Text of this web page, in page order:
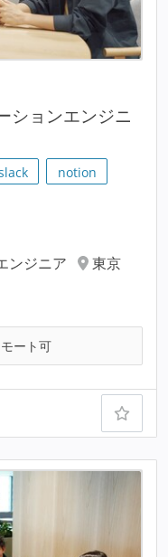
ションエンジニ
notion
ンジニア
東京
ート可